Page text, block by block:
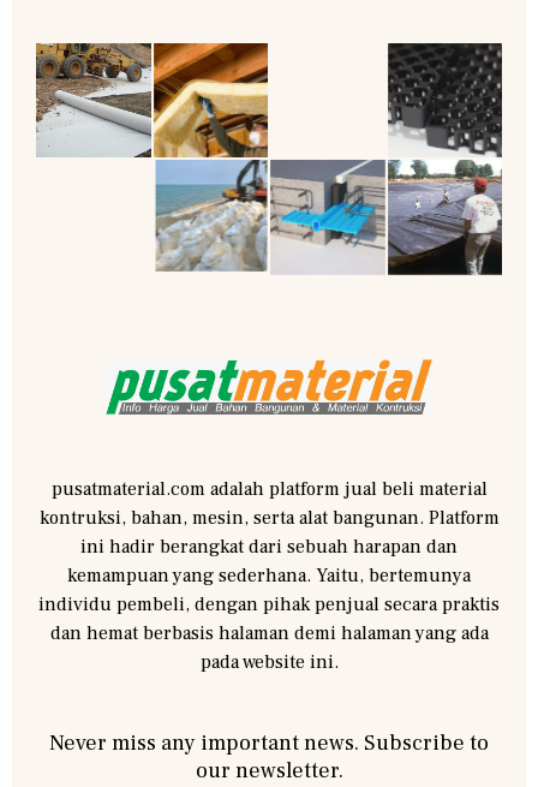
pusatmaterial.com adalah platform jual beli material
kontruksi, bahan, mesin, serta alat bangunan. Platform
ini hadir berangkat dari sebuah harapan dan
kemampuan yang sederhana. Yaitu, bertemunya
individu pembeli, dengan pihak penjual secara praktis
dan hemat berbasis halaman demi halaman yang ada
pada website ini.
Never miss any important news. Subscribe to
our newsletter.